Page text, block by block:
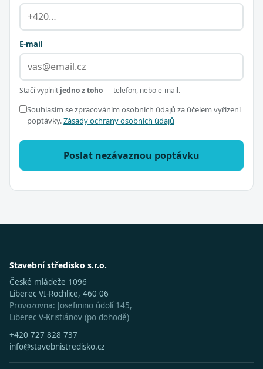
E-mail
Stačí vyplnit jedno z toho— telefon, nebo e-mail.
Souhlasím se zpracováním osobních údajů za účelem vyřízení
poptávky.Zásady ochrany osobních údajů
Poslat nezávaznou poptávku
Stavební středisko s.r.o.
České mládeže 1096
Liberec VI-Rochlice, 460 06
Provozovna: Josefinino údolí 145,
Liberec V-Kristiánov (po dohodě)
+420 727 828 737
info@stavebnistredisko.cz